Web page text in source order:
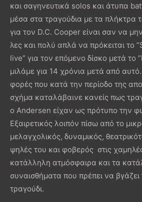
και σαγηνευτικά solos και άτυπα
μέσα στα τραγούδια με τα πλήκτρα
για τον D.C. Cooper είναι σαν να
λες και πολύ απλά να πρόκειται το
live” για τον επόμενο δίσκο μετά το
μιλάμε για 14 χρόνια μετά από
φορές που κατά την περίοδο της
σχήμα καταλάβαινε κανείς πως
ο Andersen είχαν ως πρότυπο την
Εξαιρετικός λοιπόν πίσω από το
μελαγχολικός, δυναμικός,
ψηλές του και φοβερός στις
κατάλληλη ατμόσφαιρα και τα
συναισθήματα που πρέπει να βγάζει
τραγούδι.